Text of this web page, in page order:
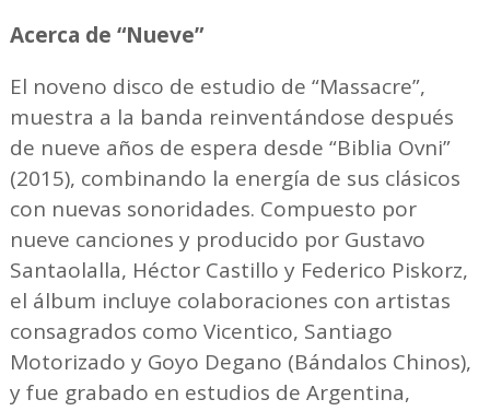
Acerca de “Nueve”
El noveno disco de estudio de “Massacre”,
muestra a la banda reinventándose después
de nueve años de espera desde “Biblia Ovni”
(2015), combinando la energía de sus clásicos
con nuevas sonoridades. Compuesto por
nueve canciones y producido por Gustavo
Santaolalla, Héctor Castillo y Federico Piskorz,
el álbum incluye colaboraciones con artistas
consagrados como Vicentico, Santiago
Motorizado y Goyo Degano (Bándalos Chinos),
y fue grabado en estudios de Argentina,